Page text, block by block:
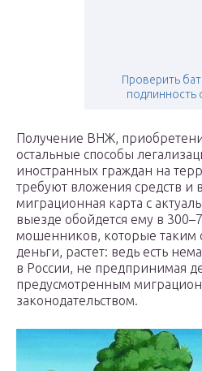
Проверить
подлинность
Получение ВНЖ,
остальные способы
иностранных граждан на
требуют вложения средств
миграционная карта с
выезде обойдется ему в
мошенников, которые таким
деньги, растет: ведь есть
в России, не предпринимая
предусмотренным
законодательством.